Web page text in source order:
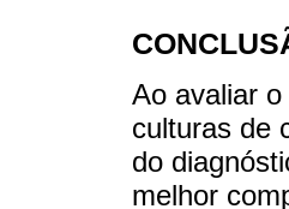
Ao avaliar
culturas de
do
melhor